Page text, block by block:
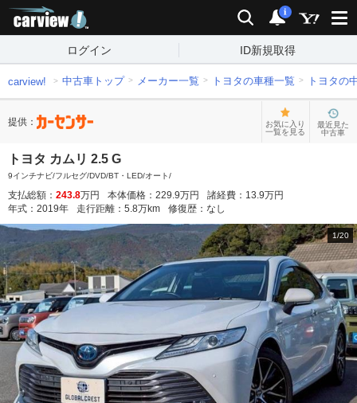
検索 通知
i
ログイン ID新規取得
carview! 中古車トップ メーカー一覧 トヨタの車種一覧 トヨタの
提供：
お気に入り
一覧を見る
最近見た
中古車
トヨタ カムリ 2.5 G
9インチナビ/フルセグ/DVD/BT・LED/オート/
支払総額： 243.8万円 本体価格： 229.9万円 諸経費： 13.9万円
年式： 2019年 走行距離： 5.8万km 修復歴： なし
1/20